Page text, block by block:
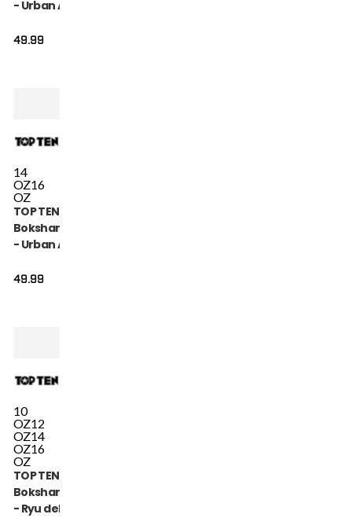
- Urban Arts -
49.99
14
OZ16
OZ
TOP TEN
Bokshandschoen
- Urban Arts -
49.99
10
OZ12
OZ14
OZ16
OZ
TOP TEN
Bokshandschoen
- Ryu del Mar -